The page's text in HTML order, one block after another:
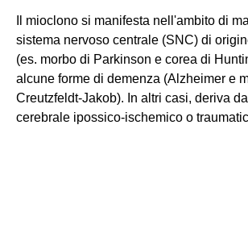
Il mioclono si manifesta nell'ambito di
sistema nervoso centrale (SNC) di
(es. morbo di Parkinson e corea di
alcune forme di demenza (Alzheimer e
Creutzfeldt-Jakob). In altri casi, deriva
cerebrale ipossico-ischemico o